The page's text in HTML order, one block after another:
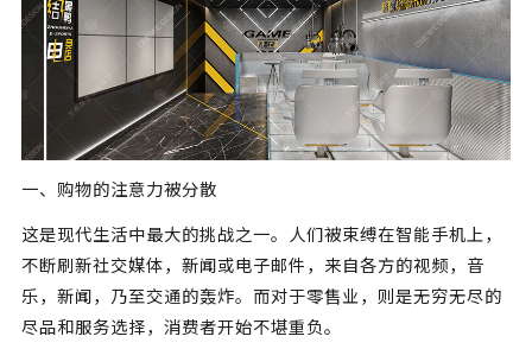
一、购物的注意力被分散
这是现代生活中最大的挑战之一。人们被束缚在智能手机上，
不断刷新社交媒体，新闻或电子邮件，来自各方的视频，音
乐，新闻，乃至交通的轰炸。而对于零售业，则是无穷无尽的
尽品和服务选择，消费者开始不堪重负。